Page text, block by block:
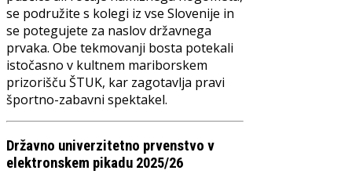
se podružite s kolegi iz vse Slovenije in
se potegujete za naslov državnega
prvaka. Obe tekmovanji bosta potekali
istočasno v kultnem mariborskem
prizorišču ŠTUK, kar zagotavlja pravi
športno-zabavni spektakel.
Državno univerzitetno prvenstvo v
elektronskem pikadu 2025/26